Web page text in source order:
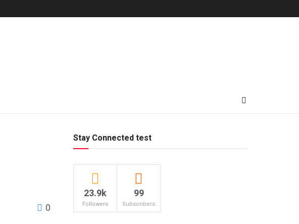
0
Stay Connected test
23.9k
Followers
99
Subscribers